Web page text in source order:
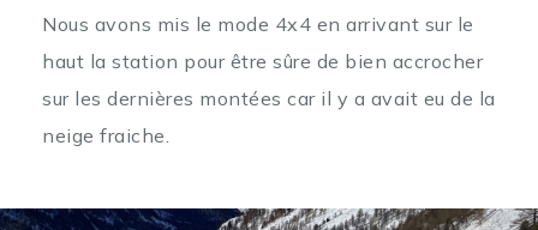
Nous avons mis le mode 4x4 en arrivant sur le
haut la station pour être sûre de bien accrocher
sur les dernières montées car il y a avait eu de la
neige fraiche.